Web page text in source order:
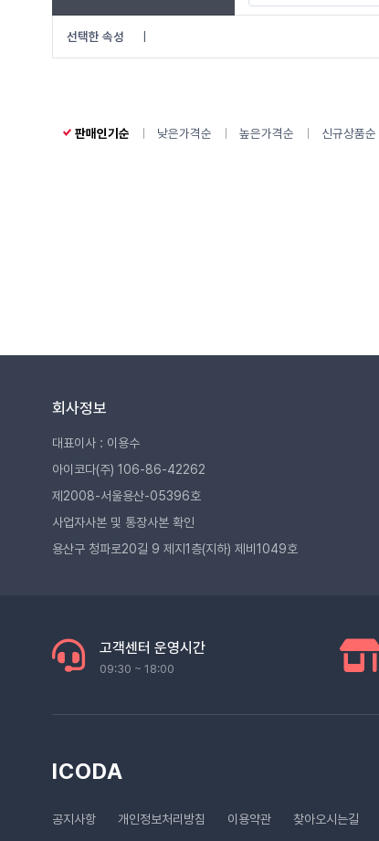
선택한 속성
판매인기순 낮은가격순 높은가격순 신규상품순
회사정보
대표이사 : 이용수
아이코다(주) 106-86-42262
제2008-서울용산-05396호
사업자사본 및 통장사본 확인
용산구 청파로20길 9 제지1층(지하) 제비1049호
고객센터 운영시간
09:30 ~ 18:00
ICODA
공지사항 개인정보처리방침 이용약관 찾아오시는길